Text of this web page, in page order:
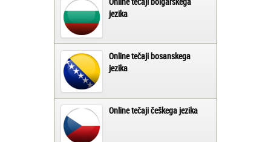
jezika
Online tečaji bosanskega
jezika
Online tečaji češkega jezika